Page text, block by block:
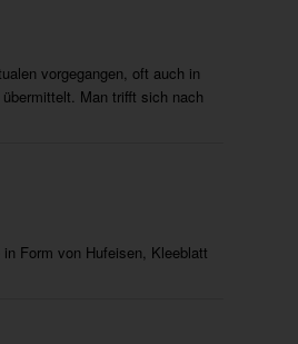
vorgegangen, oft auch in
Man trifft sich nach
Form von Hufeisen, Kleeblatt